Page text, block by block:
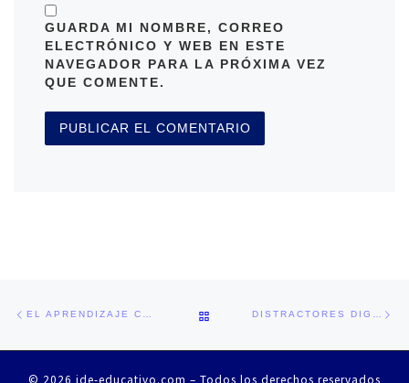
GUARDA MI NOMBRE, CORREO
ELECTRÓNICO Y WEB EN ESTE
NAVEGADOR PARA LA PRÓXIMA VEZ
QUE COMENTE.
EL APRENDIZAJE COMBINADO ES ALGO MÁS QUE TECNOLOGÍA VOLVER A LA LISTA DE DISTRACTORES DIGITALES